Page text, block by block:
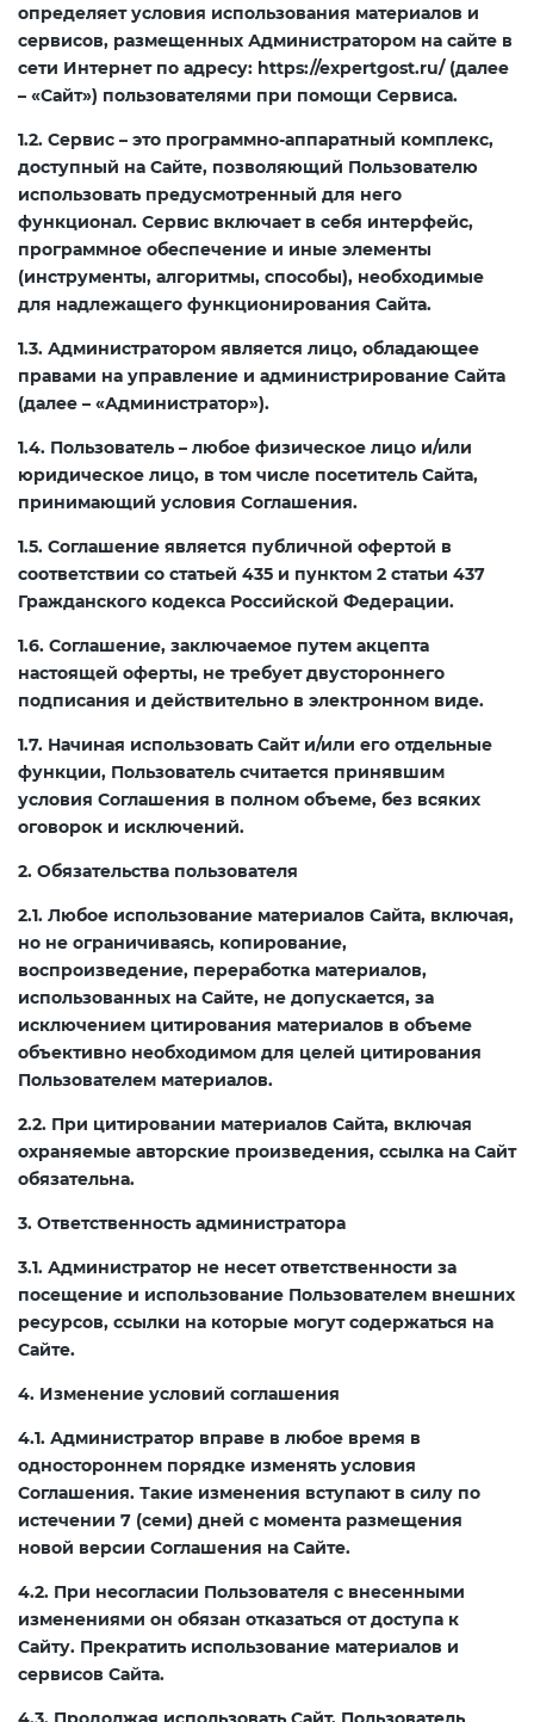
определяет условия использования материалов и
сервисов, размещенных Администратором на сайте в
сети Интернет по адресу: https://expertgost.ru/ (далее
– «Сайт») пользователями при помощи Сервиса.
1.2. Сервис – это программно-аппаратный комплекс,
доступный на Сайте, позволяющий Пользователю
использовать предусмотренный для него
функционал. Сервис включает в себя интерфейс,
программное обеспечение и иные элементы
(инструменты, алгоритмы, способы), необходимые
для надлежащего функционирования Сайта.
1.3. Администратором является лицо, обладающее
правами на управление и администрирование Сайта
(далее – «Администратор»).
1.4. Пользователь – любое физическое лицо и/или
юридическое лицо, в том числе посетитель Сайта,
принимающий условия Соглашения.
1.5. Соглашение является публичной офертой в
соответствии со статьей 435 и пунктом 2 статьи 437
Гражданского кодекса Российской Федерации.
1.6. Соглашение, заключаемое путем акцепта
настоящей оферты, не требует двустороннего
подписания и действительно в электронном виде.
1.7. Начиная использовать Сайт и/или его отдельные
функции, Пользователь считается принявшим
условия Соглашения в полном объеме, без всяких
оговорок и исключений.
2. Обязательства пользователя
2.1. Любое использование материалов Сайта, включая,
но не ограничиваясь, копирование,
воспроизведение, переработка материалов,
использованных на Сайте, не допускается, за
исключением цитирования материалов в объеме
объективно необходимом для целей цитирования
Пользователем материалов.
2.2. При цитировании материалов Сайта, включая
охраняемые авторские произведения, ссылка на Сайт
обязательна.
3. Ответственность администратора
3.1. Администратор не несет ответственности за
посещение и использование Пользователем внешних
ресурсов, ссылки на которые могут содержаться на
Сайте.
4. Изменение условий соглашения
4.1. Администратор вправе в любое время в
одностороннем порядке изменять условия
Соглашения. Такие изменения вступают в силу по
истечении 7 (семи) дней с момента размещения
новой версии Соглашения на Сайте.
4.2. При несогласии Пользователя с внесенными
изменениями он обязан отказаться от доступа к
Сайту. Прекратить использование материалов и
сервисов Сайта.
ГОСТ Р и добровольная
сертификация
Нормативно техническая
документация
Сертификат ТР ТС
Отказные письма
Экологическая сертификация
Сертификация транспорта
Сертификация ювелирных
украшений
Сертификация одежды
Сертификация бытовой химии
Сертификация медицинских
изделий
Сертификация компьютерных
комплектующих
Сертификация бытовой техники
промышленности
Сертификация упаковки
Сертификация импортной
Сертификация для
маркетплейсов
Сертификация детских товаров
Сертификация спортивных
товаров
Сертификация электротехники
Сертификация ресурсов
БАДы
Сертификат ИСО 14001
Сертификат ГОСТ Р ИСО 31000-
2019
Сертификат ГОСТ Р 55.0.02-2014
Сертификат ГОСТ Р ИСО 28000
Сертификат ГОСТ Р ИСО 50001-
2023
Сертификат ГОСТ Р ИСО 22301-
2021
Сертификат ГОСТ Р ИСО/МЭК
20000-1-2021
Сертификат ГОСТ Р ИСО 26000-
Сертификат ГОСТ Р ИСО/МЭК
27001-2021
Сертификат на ИСМ
Cвидетельство о
государственной регистрации
Декларация промышленной
безопасности
Нотификация ФСБ
Допуск СРО
Лицензия Минпромторга
Регистрация товарного знака
(торговой марки) в Роспатенте
Регистрация товарного знака
(торговой марки) в Роспатенте
Регистрация товарного знака
(торговой марки) в Роспатенте
Регистрация товарного знака
(торговой марки) в Роспатенте
Регистрация товарного знака
(торговой марки) в Роспатенте
Заключение ФСТЭК
Декларация связи Минцифры
Сертификат ГОСТ Р ИСО 29001-
2023
Сертификат ГОСТ Р 55235.1-2012
Сертификат ГОСТ Р 54869-2011
2014
2015
2008
2014
Сертификат ГОСТ Р 55267-2012
Декларация ГОСТ Р
Добровольная сертификация
продукции ГОСТ Р
Добровольный сертификат на
услуги
Технический паспорт
химической продукции MSDS
Паспорт качества
Этикетка на продукцию
Регистрация технических
условий
Внесение изменений в
технические условия
О безопасности
сельскохозяйственных и
лесохозяйственных тракторов и
прицепов к ним (ТР ТС 031/2012)
О требованиях к смазочным
материалам, маслам и
специальным жидкостям (ТР ТС
030/2012)
транспортных средств (ТР ТС
018/2011)
О безопасности аппаратов,
работающих на газообразном
топливе (ТР ТС 016/2011)
О безопасности дорог (ТР ТС
014/2011)
О безопасности оборудования
для работы во взрывоопасных
средах (ТР ТС 012/2011)
ТР ТС 011/2011 «Безопасность
лифтов»
О требованиях к средствам
обеспечения пожарной
безопасности и пожаротушения
Декларация соответствия ТР ТС
004/2011
Декларация ТР ТС
ТС 009)
Декларирование оборудования
по схеме 5Д (ТР ТС 010)
Декларирование пищевой
продукции (ТР ТС 021)
Декларирование алкогольной
продукции (ТР ЕАЭС 047)
Декларирование
электромагнитной
совместимости (ТР ТС 020)
Экологический консалтинг